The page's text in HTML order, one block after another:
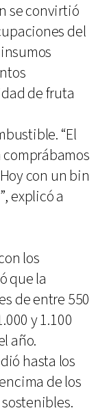
se convirtió
del
de fruta
“El
con un bin
explicó a
los
que la
de entre 550
y 1.100
año.
hasta los
de los